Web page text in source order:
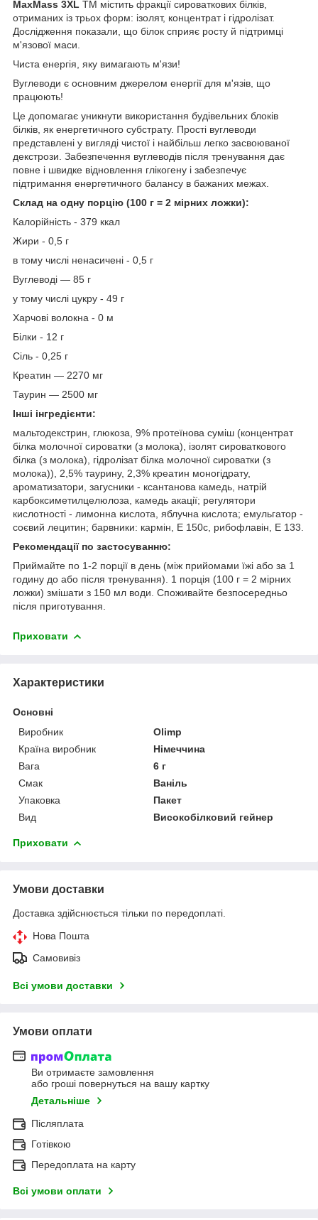
MaxMass 3XL TM містить фракції сироваткових білків,
отриманих із трьох форм: ізолят, концентрат і гідролізат.
Дослідження показали, що білок сприяє росту й підтримці
м'язової маси.
Чиста енергія, яку вимагають м'язи!
Вуглеводи є основним джерелом енергії для м'язів, що
працюють!
Це допомагає уникнути використання будівельних блоків
білків, як енергетичного субстрату. Прості вуглеводи
представлені у вигляді чистої і найбільш легко засвоюваної
декстрози. Забезпечення вуглеводів після тренування дає
повне і швидке відновлення глікогену і забезпечує
підтримання енергетичного балансу в бажаних межах.
Склад на одну порцію (100 г = 2 мірних ложки):
Калорійність - 379 ккал
Жири - 0,5 г
в тому числі ненасичені - 0,5 г
Вуглеводі — 85 г
у тому числі цукру - 49 г
Харчові волокна - 0 м
Білки - 12 г
Сіль - 0,25 г
Креатин — 2270 мг
Таурин — 2500 мг
Інші інгредієнти:
мальтодекстрин, глюкоза, 9% протеїнова суміш (концентрат
білка молочної сироватки (з молока), ізолят сироваткового
білка (з молока), гідролізат білка молочної сироватки (з
молока)), 2,5% таурину, 2,3% креатин моногідрату,
ароматизатори, загусники - ксантанова камедь, натрій
карбоксиметилцелюлоза, камедь акації; регулятори
кислотності - лимонна кислота, яблучна кислота; емульгатор -
соєвий лецитин; барвники: кармін, E 150c, рибофлавін, E 133.
Рекомендації по застосуванню:
Приймайте по 1-2 порції в день (між прийомами їжі або за 1
годину до або після тренування). 1 порція (100 г = 2 мірних
ложки) змішати з 150 мл води. Споживайте безпосередньо
після приготування.
Приховати
Характеристики
Основні
Виробник
Olimp
Країна виробник
Німеччина
Вага
6 г
Смак
Ваніль
Упаковка
Пакет
Вид
Високобілковий гейнер
Приховати
Умови доставки
Доставка здійснюється тільки по передоплаті.
Нова Пошта
Самовивіз
Всі умови доставки
Умови оплати
Ви отримаєте замовлення
або гроші повернуться на вашу картку
Детальніше
Післяплата
Готівкою
Передоплата на карту
Всі умови оплати